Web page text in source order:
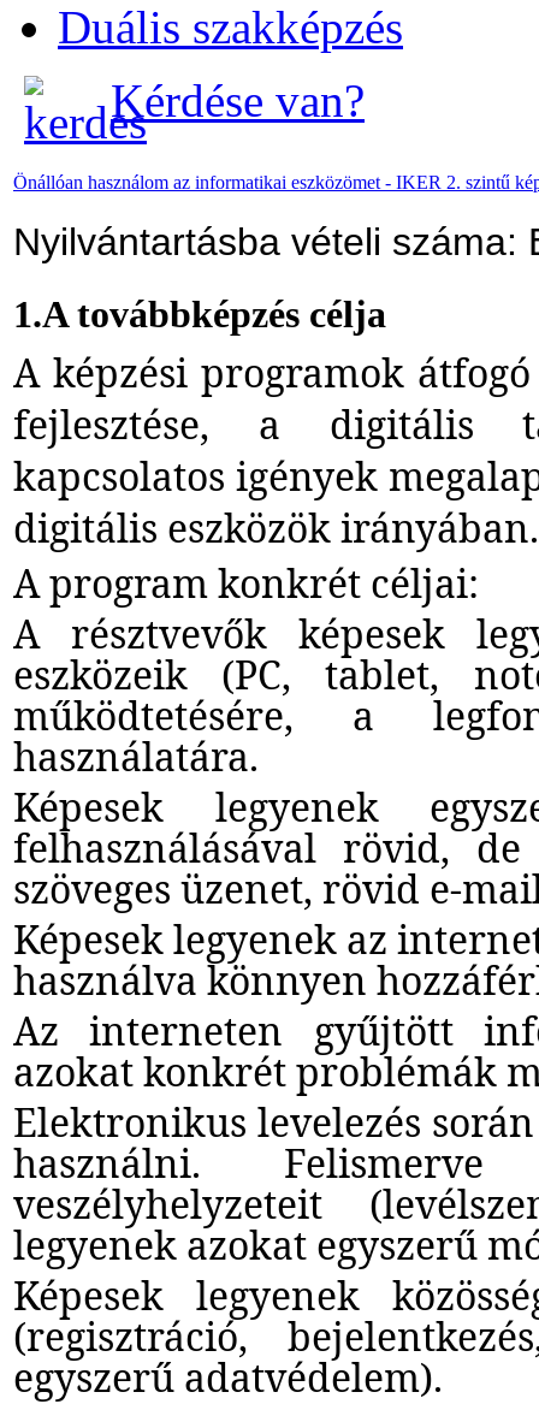
Duális szakképzés
Kérdése van?
Önállóan használom az informatikai eszközömet - IKER 2. szintű
Nyilvántartásba vételi száma:
1.A továbbképzés célja
A képzési programok
fejlesztése, a digitális
kapcsolatos igények
digitális eszközök irányában.
A program konkrét céljai:
A résztvevők képesek
eszközeik (PC, tablet,
működtetésére, a
használatára.
Képesek legyenek
felhasználásával rövid,
szöveges üzenet, rövid e-
Képesek legyenek az
használva könnyen
Az interneten gyűjtött
azokat konkrét problémák
Elektronikus levelezés
használni.
veszélyhelyzeteit
legyenek azokat egyszerű
Képesek legyenek
(regisztráció,
egyszerű adatvédelem).